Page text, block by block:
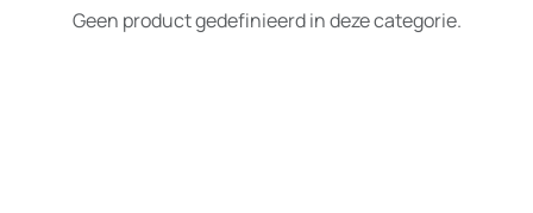
Geen product gedefinieerd in deze categorie.